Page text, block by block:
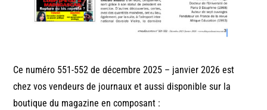
Ce numéro 551-552 de décembre 2025 – janvier 2026 est
chez vos vendeurs de journaux et aussi disponible sur la
boutique du magazine en composant :